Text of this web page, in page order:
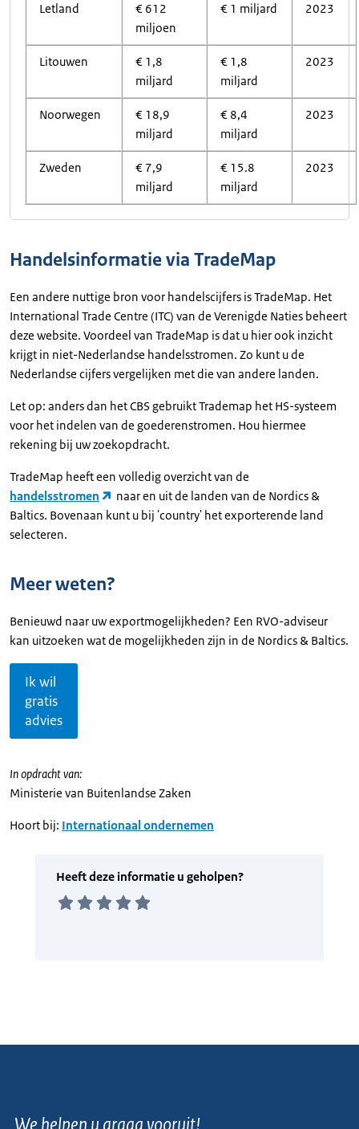
Letland
€ 612
miljoen
€ 1 miljard 2023
Litouwen
€ 1,8
miljard
€ 1,8
miljard
2023
Noorwegen
€ 18,9
miljard
€ 8,4
miljard
2023
Zweden
€ 7,9
miljard
€ 15.8
miljard
2023
Handelsinformatie via TradeMap
Een andere nuttige bron voor handelscijfers is TradeMap. Het
International Trade Centre (ITC) van de Verenigde Naties beheert
deze website. Voordeel van TradeMap is dat u hier ook inzicht
krijgt in niet-Nederlandse handelsstromen. Zo kunt u de
Nederlandse cijfers vergelijken met die van andere landen.
Let op: anders dan het CBS gebruikt Trademap het HS-systeem
voor het indelen van de goederenstromen. Hou hiermee
rekening bij uw zoekopdracht.
TradeMap heeft een volledig overzicht van de
handelsstromen
naar en uit de landen van de Nordics &
Baltics. Bovenaan kunt u bij 'country' het exporterende land
selecteren.
Meer weten?
Benieuwd naar uw exportmogelijkheden? Een RVO-adviseur
kan uitzoeken wat de mogelijkheden zijn in de Nordics & Baltics.
Ik wil
gratis
advies
In opdracht van:
Ministerie van Buitenlandse Zaken
Hoort bij: Internationaal ondernemen